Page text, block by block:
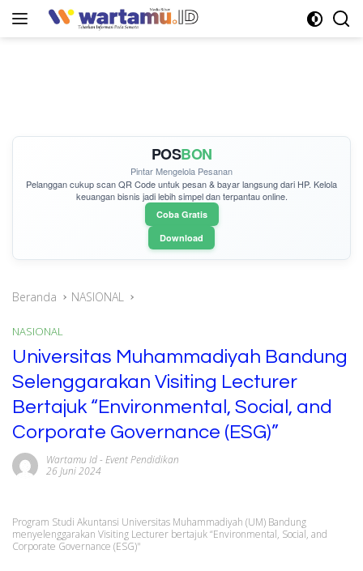
POSBON
Pintar Mengelola Pesanan
Pelanggan cukupscan QR Codeuntuk pesan & bayar langsung dari HP. Kelola
keuangan bisnis jadi lebih simpel dan terpantau online.
Coba Gratis
Download
Beranda NASIONAL
NASIONAL
Universitas Muhammadiyah Bandung
Selenggarakan Visiting Lecturer
Bertajuk “Environmental, Social, and
Corporate Governance (ESG)”
Wartamu Id- Event Pendidikan
26 Juni 2024
Program Studi Akuntansi Universitas Muhammadiyah (UM) Bandung
menyelenggarakan Visiting Lecturer bertajuk “Environmental, Social, and
Corporate Governance (ESG)"